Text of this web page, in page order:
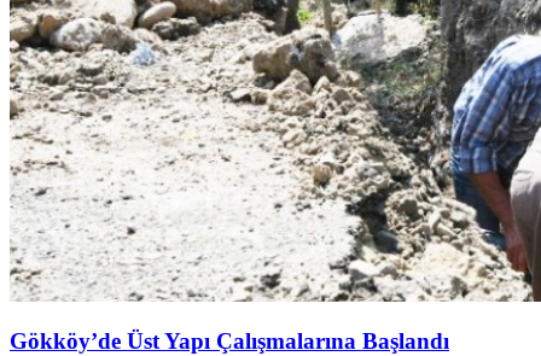
Gökköy’de Üst Yapı Çalışmalarına Başlandı